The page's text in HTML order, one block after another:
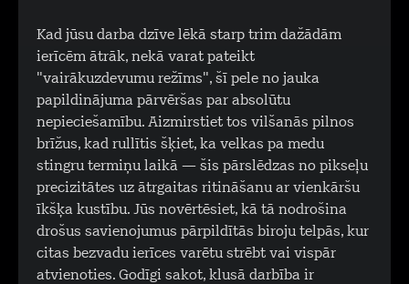
Kad jūsu darba dzīve lēkā starp trim dažādām
ierīcēm ātrāk, nekā varat pateikt
"vairākuzdevumu režīms", šī pele no jauka
papildinājuma pārvēršas par absolūtu
nepieciešamību. Aizmirstiet tos vilšanās pilnos
brīžus, kad rullītis šķiet, ka velkas pa medu
stingru termiņu laikā — šis pārslēdzas no pikseļu
precizitātes uz ātrgaitas ritināšanu ar vienkāršu
īkšķa kustību. Jūs novērtēsiet, kā tā nodrošina
drošus savienojumus pārpildītās biroju telpās, kur
citas bezvadu ierīces varētu strēbt vai vispār
atvienoties. Godīgi sakot, klusā darbība ir